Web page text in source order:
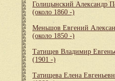
Голицынский Александр
(около 1860 -)
Меньшов Евгений
(около 1850 -)
Татищев Владимир
(1901 -)
Татищева Елена